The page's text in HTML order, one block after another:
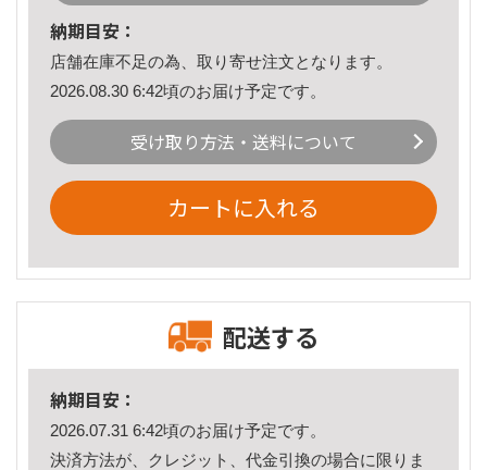
納期目安：
店舗在庫不足の為、取り寄せ注文となります。
2026.08.30 6:42頃のお届け予定です。
受け取り方法・送料について
カートに入れる
配送する
納期目安：
2026.07.31 6:42頃のお届け予定です。
決済方法が、クレジット、代金引換の場合に限りま